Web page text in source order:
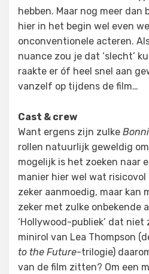
hebben. Maar nog meer dan
hier in het begin wel even
onconventionele acteren.
nuance zou je dat ‘slecht’
raakte er óf heel snel aan
vanzelf op tijdens de film…
Cast & crew
Want ergens zijn zulke
rollen natuurlijk geweldig
mogelijk is het zoeken naar
manier hier wel wat
zeker aanmoedig, maar kan
zeker met zulke onbekende
‘Hollywood-publiek’ dat
minirol van Lea Thompson
to the Future-trilogie)
van de film zitten? Om een